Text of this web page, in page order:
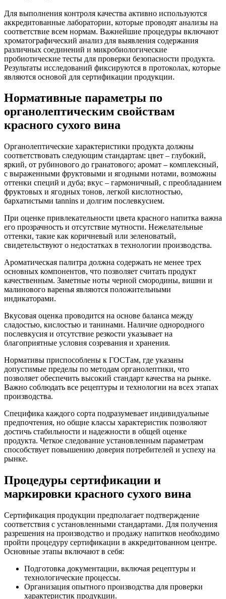
Для выполнения контроля качества активно используются
аккредитованные лаборатории, которые проводят анализы на
соответствие всем нормам. Важнейшие процедуры включают
хроматографический анализ для выявления содержания
различных соединений и микробиологические
пробиотические тесты для проверки безопасности продукта.
Результаты исследований фиксируются в протоколах, которые
являются основой для сертификации продукции.
Нормативные параметры по
органолептическим свойствам
красного сухого вина
Органолептические характеристики продукта должны
соответствовать следующим стандартам: цвет – глубокий,
яркий, от рубинового до гранатового; аромат – комплексный,
с выраженными фруктовыми и ягодными нотами, возможны
оттенки специй и дуба; вкус – гармоничный, с преобладанием
фруктовых и ягодных тонов, легкой кислотностью,
бархатистыми tannins и долгим послевкусием.
При оценке привлекательности цвета красного напитка важна
его прозрачность и отсутствие мутности. Нежелательные
оттенки, такие как коричневый или зеленоватый,
свидетельствуют о недостатках в технологии производства.
Ароматическая палитра должна содержать не менее трех
основных компонентов, что позволяет считать продукт
качественным. Заметные ноты черной смородины, вишни и
малинового варенья являются положительными
индикаторами.
Вкусовая оценка проводится на основе баланса между
сладостью, кислостью и танинами. Наличие однородного
послевкусия и отсутствие резкости указывает на
благоприятные условия созревания и хранения.
Нормативы приспособлены к ГОСТам, где указаны
допустимые пределы по методам органолептики, что
позволяет обеспечить высокий стандарт качества на рынке.
Важно соблюдать все рецептуры и технологии на всех этапах
производства.
Специфика каждого сорта подразумевает индивидуальные
предпочтения, но общие классы характеристик позволяют
достичь стабильности и надежности в общей оценке
продукта. Четкое следование установленным параметрам
способствует повышению доверия потребителей и успеху на
рынке.
Процедуры сертификации и
маркировки красного сухого вина
Сертификация продукции предполагает подтверждение
соответствия с установленными стандартами. Для получения
разрешения на производство и продажу напитков необходимо
пройти процедуру сертификации в аккредитованном центре.
Основные этапы включают в себя:
Подготовка документации, включая рецептуры и
технологические процессы.
Организация опытного производства для проверки
характеристик продукции.